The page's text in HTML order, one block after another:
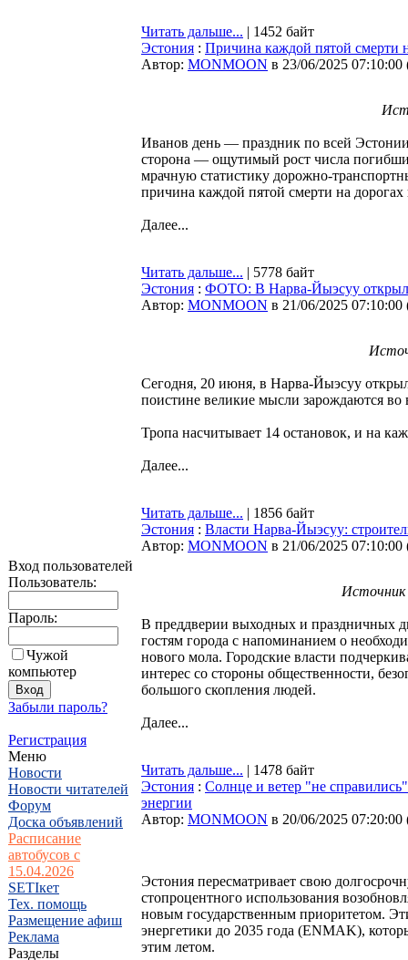
Вход пользователей
Пользователь:
Пароль:
Чужой
компьютер
Забыли пароль?
Регистрация
Меню
Новости
Новости читателей
Форум
Доска объявлений
Расписание
автобусов с
15.04.2026
SETIкет
Тех. помощь
Размещение афиш
Реклама
Разделы
Читать дальше... | 1452 байт
Эстония : Причина каждой пятой смерти
Автор: MONMOON в 23/06/2025 07:10:00
Иванов день — праздник по всей
сторона — ощутимый рост числа
мрачную статистику дорожно-
причина каждой пятой смерти на
Далее...
Читать дальше... | 5778 байт
Эстония : ФОТО: В Нарва-Йыэсуу
Автор: MONMOON в 21/06/2025 07:10:00
Сегодня, 20 июня, в Нарва-Йыэсуу
поистине великие мысли зарождаются во
Тропа насчитывает 14 остановок, и на
Далее...
Читать дальше... | 1856 байт
Эстония : Власти Нарва-Йыэсуу:
Автор: MONMOON в 21/06/2025 07:10:00
Источник
В преддверии выходных и праздничных
гостям города с напоминанием о
нового мола. Городские власти
интерес со стороны общественности,
большого скопления людей.
Далее...
Читать дальше... | 1478 байт
Эстония : Солнце и ветер "не
энергии
Автор: MONMOON в 20/06/2025 07:20:00
Эстония пересматривает свою
стопроцентного использования
новым государственным приоритетом.
энергетики до 2035 года (ENMAK),
этим летом.